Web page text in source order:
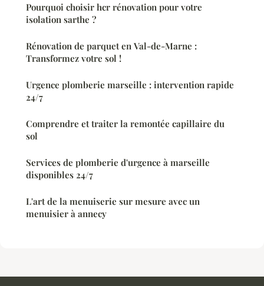
Pourquoi choisir hcr rénovation pour votre
isolation sarthe ?
Rénovation de parquet en Val-de-Marne :
Transformez votre sol !
Urgence plomberie marseille : intervention rapide
24/7
Comprendre et traiter la remontée capillaire du
sol
Services de plomberie d'urgence à marseille
disponibles 24/7
L'art de la menuiserie sur mesure avec un
menuisier à annecy